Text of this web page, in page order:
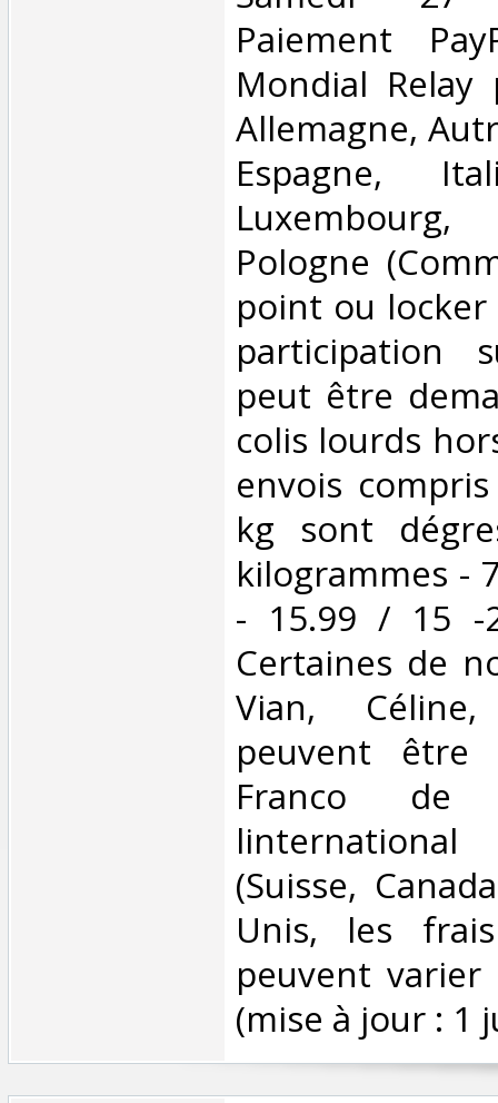
Paiement
Mondial
Allemagne,
Espagne,
Pologne
point ou locker
participation
peut être
colis lourds
envois
kg sont
kilogrammes -
- 15.99 / 15 -
Certaines de
Vian,
peuvent être
Franco de
(Suisse,
Unis, les
peuvent
(mise à jour : 1